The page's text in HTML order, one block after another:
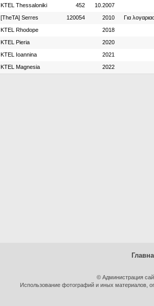
KTEL Thessaloniki 452 10.2007
[TheTA] Serres 120054 2010 Για
KTEL Rhodope 2018
KTEL Pieria 2020
KTEL Ioannina 2021
ΚΤΕL Magnesia 2022
© Администрация
Использование фотографий и иных материалов,